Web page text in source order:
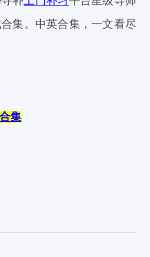
集。中英合集，一文看尽
集